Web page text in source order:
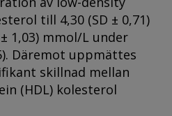
till 4,30 (SD ± 0,71)
1,03) mmol/L under
Däremot uppmättes
skillnad mellan
(HDL) kolesterol